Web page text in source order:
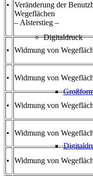
Digitaldruck
•
Veränderung der
Wegeflächen
– Alsterstieg –
• Widmung von
• Widmung von
• Widmung von
• Widmung von
• Widmung von